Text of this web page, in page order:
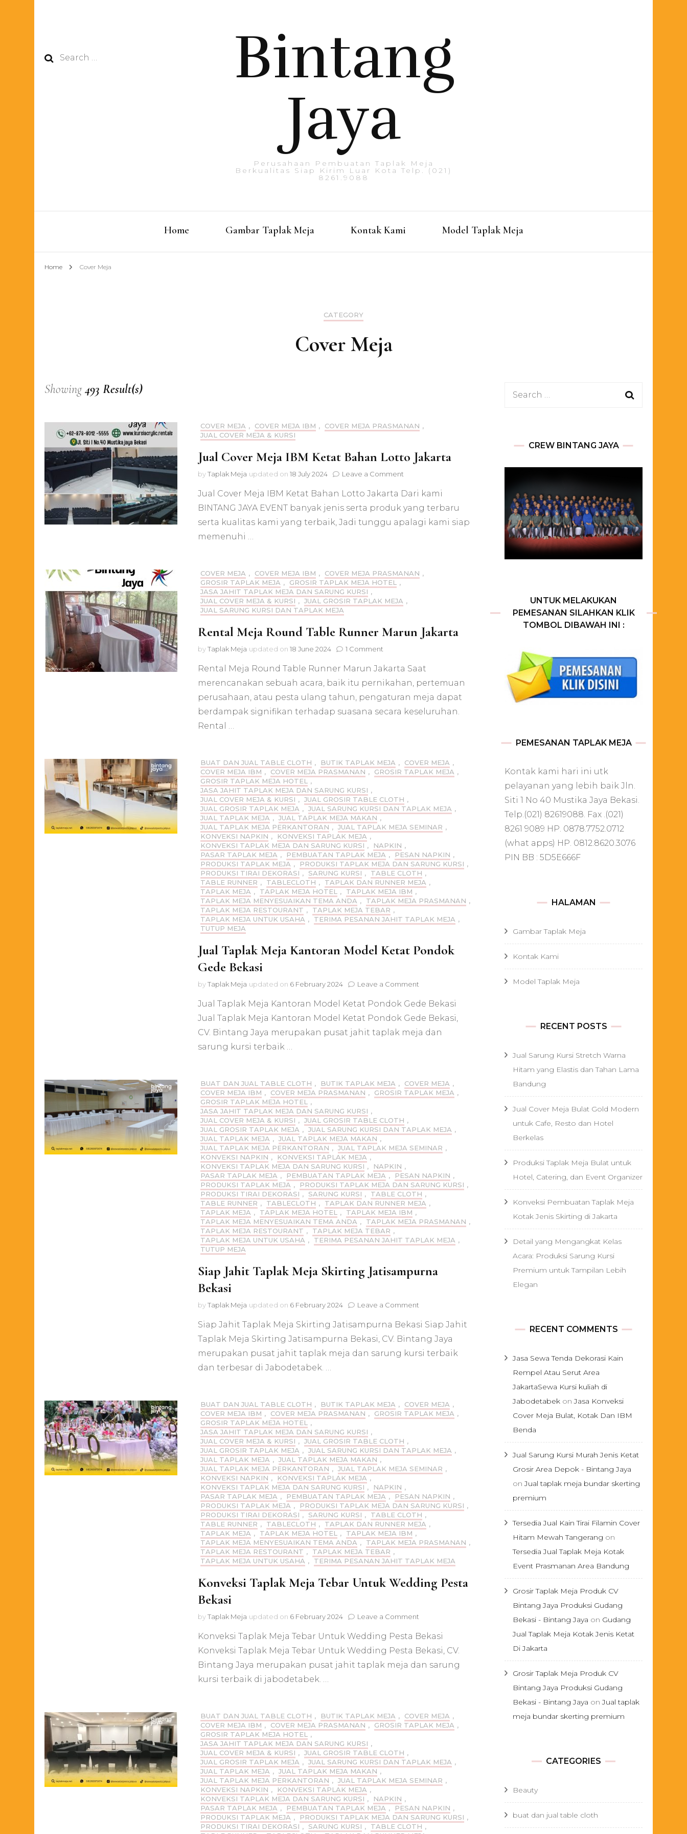
Search
Bintang
Jaya
Perusahaan Pembuatan Taplak Meja
Berkualitas Siap Kirim Luar Kota Telp. (021)
8261.9088
Home Gambar Taplak Meja Kontak Kami Model Taplak Meja
Home Cover Meja
CATEGORY
Cover Meja
Showing493 Result(s)
COVER MEJA , COVER MEJA IBM , COVER MEJA PRASMANAN ,
JUAL COVER MEJA & KURSI
Jual Cover Meja IBM Ketat Bahan Lotto Jakarta
byTaplak Meja updated on 18 July 2024 Leave a Comment
Cover
IBM
Ketat
Jual Cover Meja IBM Ketat Bahan Lotto Jakarta Dari kami
BINTANG JAYA EVENT banyak jenis serta produk yang terbaru
serta kualitas kami yang terbaik, Jadi tunggu apalagi kami siap
memenuhi …
COVER MEJA , COVER MEJA IBM , COVER MEJA PRASMANAN ,
GROSIR TAPLAK MEJA , GROSIR TAPLAK MEJA HOTEL
,
JASA JAHIT TAPLAK MEJA DAN SARUNG KURSI ,
JUAL COVER MEJA & KURSI , JUAL GROSIR TAPLAK MEJA ,
JUAL SARUNG KURSI DAN TAPLAK MEJA
Rental Meja Round Table Runner Marun Jakarta
byTaplak Meja updated on 18 June 2024 1 Comment
Meja
Round
Runner
Marun
Rental Meja Round Table Runner Marun Jakarta Saat
merencanakan sebuah acara, baik itu pernikahan, pertemuan
perusahaan, atau pesta ulang tahun, pengaturan meja dapat
berdampak signifikan terhadap suasana secara keseluruhan.
Rental …
BUAT DAN JUAL TABLE CLOTH , BUTIK TAPLAK MEJA , COVER MEJA ,
COVER MEJA IBM , COVER MEJA PRASMANAN , GROSIR TAPLAK MEJA ,
GROSIR TAPLAK MEJA HOTEL
,
JASA JAHIT TAPLAK MEJA DAN SARUNG KURSI ,
JUAL COVER MEJA & KURSI , JUAL GROSIR TABLE CLOTH ,
JUAL GROSIR TAPLAK MEJA , JUAL SARUNG KURSI DAN TAPLAK MEJA ,
JUAL TAPLAK MEJA , JUAL TAPLAK MEJA MAKAN ,
JUAL TAPLAK MEJA PERKANTORAN , JUAL TAPLAK MEJA SEMINAR ,
KONVEKSI NAPKIN , KONVEKSI TAPLAK MEJA ,
KONVEKSI TAPLAK MEJA DAN SARUNG KURSI , NAPKIN ,
PASAR TAPLAK MEJA , PEMBUATAN TAPLAK MEJA , PESAN NAPKIN ,
PRODUKSI TAPLAK MEJA , PRODUKSI TAPLAK MEJA DAN SARUNG KURSI ,
PRODUKSI TIRAI DEKORASI , SARUNG KURSI , TABLE CLOTH ,
TABLE RUNNER , TABLECLOTH , TAPLAK DAN RUNNER MEJA ,
TAPLAK MEJA , TAPLAK MEJA HOTEL , TAPLAK MEJA IBM ,
TAPLAK MEJA MENYESUAIKAN TEMA ANDA , TAPLAK MEJA PRASMANAN ,
TAPLAK MEJA RESTOURANT , TAPLAK MEJA TEBAR ,
TAPLAK MEJA UNTUK USAHA , TERIMA PESANAN JAHIT TAPLAK MEJA ,
TUTUP MEJA
Jual Taplak Meja Kantoran Model Ketat Pondok
Gede Bekasi
byTaplak Meja updated on 6 February 2024 Leave a Comment
Taplak
Meja
Model
Jual Taplak Meja Kantoran Model Ketat Pondok Gede Bekasi
Jual Taplak Meja Kantoran Model Ketat Pondok Gede Bekasi,
CV. Bintang Jaya merupakan pusat jahit taplak meja dan
sarung kursi terbaik …
BUAT DAN JUAL TABLE CLOTH , BUTIK TAPLAK MEJA , COVER MEJA ,
COVER MEJA IBM , COVER MEJA PRASMANAN , GROSIR TAPLAK MEJA ,
GROSIR TAPLAK MEJA HOTEL
,
JASA JAHIT TAPLAK MEJA DAN SARUNG KURSI ,
JUAL COVER MEJA & KURSI , JUAL GROSIR TABLE CLOTH ,
JUAL GROSIR TAPLAK MEJA , JUAL SARUNG KURSI DAN TAPLAK MEJA ,
JUAL TAPLAK MEJA , JUAL TAPLAK MEJA MAKAN ,
JUAL TAPLAK MEJA PERKANTORAN , JUAL TAPLAK MEJA SEMINAR ,
KONVEKSI NAPKIN , KONVEKSI TAPLAK MEJA ,
KONVEKSI TAPLAK MEJA DAN SARUNG KURSI , NAPKIN ,
PASAR TAPLAK MEJA , PEMBUATAN TAPLAK MEJA , PESAN NAPKIN ,
PRODUKSI TAPLAK MEJA , PRODUKSI TAPLAK MEJA DAN SARUNG KURSI ,
PRODUKSI TIRAI DEKORASI , SARUNG KURSI , TABLE CLOTH ,
TABLE RUNNER , TABLECLOTH , TAPLAK DAN RUNNER MEJA ,
TAPLAK MEJA , TAPLAK MEJA HOTEL , TAPLAK MEJA IBM ,
TAPLAK MEJA MENYESUAIKAN TEMA ANDA , TAPLAK MEJA PRASMANAN ,
TAPLAK MEJA RESTOURANT , TAPLAK MEJA TEBAR ,
TAPLAK MEJA UNTUK USAHA , TERIMA PESANAN JAHIT TAPLAK MEJA ,
TUTUP MEJA
Siap Jahit Taplak Meja Skirting Jatisampurna
Bekasi
byTaplak Meja updated on 6 February 2024 Leave a Comment
Jahit
Taplak
Meja
Skirting
Siap Jahit Taplak Meja Skirting Jatisampurna Bekasi Siap Jahit
Taplak Meja Skirting Jatisampurna Bekasi, CV. Bintang Jaya
merupakan pusat jahit taplak meja dan sarung kursi terbaik
dan terbesar di Jabodetabek. …
BUAT DAN JUAL TABLE CLOTH , BUTIK TAPLAK MEJA , COVER MEJA ,
COVER MEJA IBM , COVER MEJA PRASMANAN , GROSIR TAPLAK MEJA ,
GROSIR TAPLAK MEJA HOTEL
,
JASA JAHIT TAPLAK MEJA DAN SARUNG KURSI ,
JUAL COVER MEJA & KURSI , JUAL GROSIR TABLE CLOTH ,
JUAL GROSIR TAPLAK MEJA , JUAL SARUNG KURSI DAN TAPLAK MEJA ,
JUAL TAPLAK MEJA , JUAL TAPLAK MEJA MAKAN ,
JUAL TAPLAK MEJA PERKANTORAN , JUAL TAPLAK MEJA SEMINAR ,
KONVEKSI NAPKIN , KONVEKSI TAPLAK MEJA ,
KONVEKSI TAPLAK MEJA DAN SARUNG KURSI , NAPKIN ,
PASAR TAPLAK MEJA , PEMBUATAN TAPLAK MEJA , PESAN NAPKIN ,
PRODUKSI TAPLAK MEJA , PRODUKSI TAPLAK MEJA DAN SARUNG KURSI ,
PRODUKSI TIRAI DEKORASI , SARUNG KURSI , TABLE CLOTH ,
TABLE RUNNER , TABLECLOTH , TAPLAK DAN RUNNER MEJA ,
TAPLAK MEJA , TAPLAK MEJA HOTEL , TAPLAK MEJA IBM ,
TAPLAK MEJA MENYESUAIKAN TEMA ANDA , TAPLAK MEJA PRASMANAN ,
TAPLAK MEJA RESTOURANT , TAPLAK MEJA TEBAR ,
TAPLAK MEJA UNTUK USAHA , TERIMA PESANAN JAHIT TAPLAK MEJA
Konveksi Taplak Meja Tebar Untuk Wedding Pesta
Bekasi
byTaplak Meja updated on 6 February 2024 Leave a Comment
Taplak
Meja
Untuk
Konveksi Taplak Meja Tebar Untuk Wedding Pesta Bekasi
Konveksi Taplak Meja Tebar Untuk Wedding Pesta Bekasi, CV.
Bintang Jaya merupakan pusat jahit taplak meja dan sarung
kursi terbaik di jabodetabek. …
BUAT DAN JUAL TABLE CLOTH , BUTIK TAPLAK MEJA , COVER MEJA ,
COVER MEJA IBM , COVER MEJA PRASMANAN , GROSIR TAPLAK MEJA ,
GROSIR TAPLAK MEJA HOTEL
,
JASA JAHIT TAPLAK MEJA DAN SARUNG KURSI ,
JUAL COVER MEJA & KURSI , JUAL GROSIR TABLE CLOTH ,
JUAL GROSIR TAPLAK MEJA , JUAL SARUNG KURSI DAN TAPLAK MEJA ,
JUAL TAPLAK MEJA , JUAL TAPLAK MEJA MAKAN ,
JUAL TAPLAK MEJA PERKANTORAN , JUAL TAPLAK MEJA SEMINAR ,
KONVEKSI NAPKIN , KONVEKSI TAPLAK MEJA ,
KONVEKSI TAPLAK MEJA DAN SARUNG KURSI , NAPKIN ,
PASAR TAPLAK MEJA , PEMBUATAN TAPLAK MEJA , PESAN NAPKIN ,
PRODUKSI TAPLAK MEJA , PRODUKSI TAPLAK MEJA DAN SARUNG KURSI ,
PRODUKSI TIRAI DEKORASI , SARUNG KURSI , TABLE CLOTH ,
Search
CREW BINTANG JAYA
UNTUK MELAKUKAN
PEMESANAN SILAHKAN KLIK
TOMBOL DIBAWAH INI :
PEMESANAN TAPLAK MEJA
Kontak kami hari ini utk
pelayanan yang lebih baik Jln.
Siti 1 No 40 Mustika Jaya Bekasi.
Telp.(021) 82619088. Fax .(021)
8261 9089 HP. 0878.7752.0712
(what apps) HP. 0812.8620.3076
PIN BB : 5D5E666F
HALAMAN
Gambar Taplak Meja
Kontak Kami
Model Taplak Meja
RECENT POSTS
Jual Sarung Kursi Stretch Warna
Hitam yang Elastis dan Tahan Lama
Bandung
Jual Cover Meja Bulat Gold Modern
untuk Cafe, Resto dan Hotel
Berkelas
Produksi Taplak Meja Bulat untuk
Hotel, Catering, dan Event Organizer
Konveksi Pembuatan Taplak Meja
Kotak Jenis Skirting di Jakarta
Detail yang Mengangkat Kelas
Acara: Produksi Sarung Kursi
Premium untuk Tampilan Lebih
Elegan
RECENT COMMENTS
Jasa Sewa Tenda Dekorasi Kain
Rempel Atau Serut Area
JakartaSewa Kursi kuliah di
Jabodetabek onJasa Konveksi
Cover Meja Bulat, Kotak Dan IBM
Benda
Jual Sarung Kursi Murah Jenis Ketat
Grosir Area Depok - Bintang Jaya
onJual taplak meja bundar skerting
premium
Tersedia Jual Kain Tirai Filamin Cover
Hitam Mewah Tangerang on
Tersedia Jual Taplak Meja Kotak
Event Prasmanan Area Bandung
Grosir Taplak Meja Produk CV
Bintang Jaya Produksi Gudang
Bekasi - Bintang Jaya on Gudang
Jual Taplak Meja Kotak Jenis Ketat
Di Jakarta
Grosir Taplak Meja Produk CV
Bintang Jaya Produksi Gudang
Bekasi - Bintang Jaya onJual taplak
meja bundar skerting premium
CATEGORIES
Beauty
buat dan jual table cloth